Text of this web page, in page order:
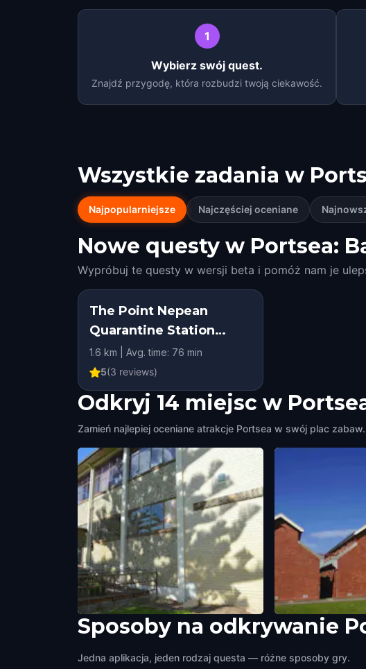
1
Wybierz swój quest.
Znajdź przygodę, która rozbudzi twoją ciekawość.
Wszystkie zadania w
Najpopularniejsze Najczęściej oceniane
Nowe questy w Portsea:
Wypróbuj te questy w wersji beta i pomóż nam je
The Point Nepean
Quarantine Station
Ghost Tour, Portsea
1.6 km | Avg. time: 76 min
5(3 reviews)
Odkryj 14 miejsc w
Zamień najlepiej oceniane atrakcje Portsea w swój plac
Badcoe Hall
Station Jetty &
Portsea,Australia
Sposoby na odkrywanie
Jedna aplikacja, jeden rodzaj questa — różne sposoby gry.